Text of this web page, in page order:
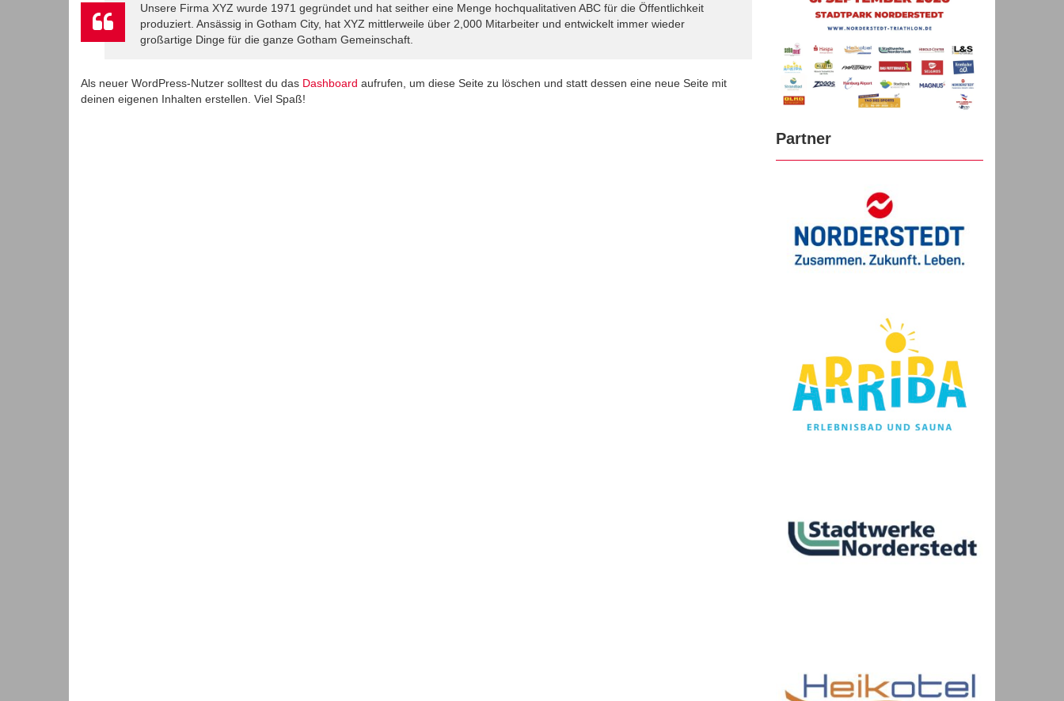
Unsere Firma XYZ wurde 1971 gegründet und hat seither eine Menge hochqualitativen ABC für die Öffentlichkeit
produziert. Ansässig in Gotham City, hat XYZ mittlerweile über 2,000 Mitarbeiter und entwickelt immer wieder
großartige Dinge für die ganze Gotham Gemeinschaft.
Als neuer WordPress-Nutzer solltest du das Dashboard aufrufen, um diese Seite zu löschen und statt dessen eine neue Seite mit
deinen eigenen Inhalten erstellen. Viel Spaß!
Partner